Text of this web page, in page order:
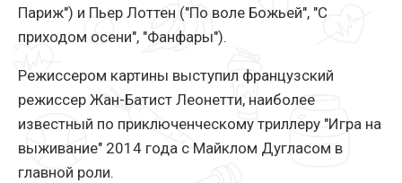
Париж") и Пьер Лоттен ("По воле Божьей", "С
приходом осени", "Фанфары").
Режиссером картины выступил французский
режиссер Жан-Батист Леонетти, наиболее
известный по приключенческому триллеру "Игра на
выживание" 2014 года с Майклом Дугласом в
главной роли.